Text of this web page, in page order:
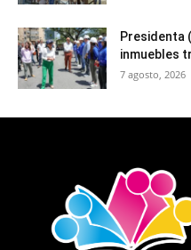
Presidenta
inmuebles
7 agosto, 2026